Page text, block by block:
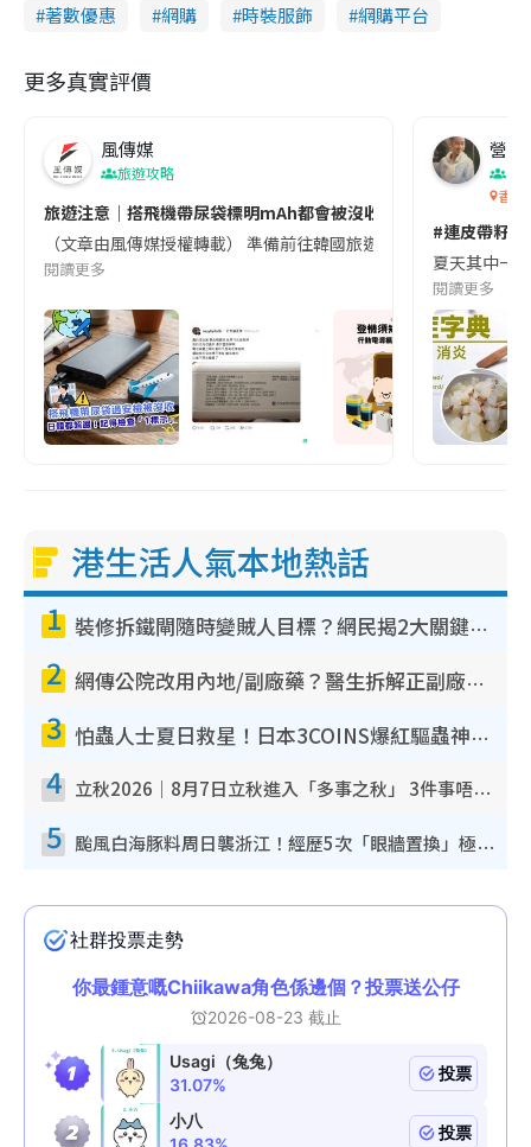
著數優惠
網購 時裝服飾 網購平台
更多真實評價
風傳媒
旅遊攻略
旅遊注意｜搭飛機帶尿袋標明mAh都會被沒收😱出發前切記檢查
（文章由風傳媒授權轉載） 準備前往韓國旅遊的民眾，近期要
閱讀更多
營養
香港
#連皮帶籽
夏天其中一
閱讀更多
港生活人氣本地熱話
1 裝修拆鐵閘隨時變賊人目標？網民揭2大關鍵用途：裝新式等於白裝？附新舊鐵閘分別
2 網傳公院改用內地/副廠藥？醫生拆解正副廠分別 揭4類人換藥隨時出事
3 怕蟲人士夏日救星！日本3COINS爆紅驅蟲神器$45起 1招「全程免觸碰」輕鬆搞定小強
4 立秋2026｜8月7日立秋進入「多事之秋」 3件事唔做得！專家教6招開運 清枱頭／銀包納氣接好運
5 颱風白海豚料周日襲浙江！經歷5次「眼牆置換」極罕見 成登陸內地最長途颱風